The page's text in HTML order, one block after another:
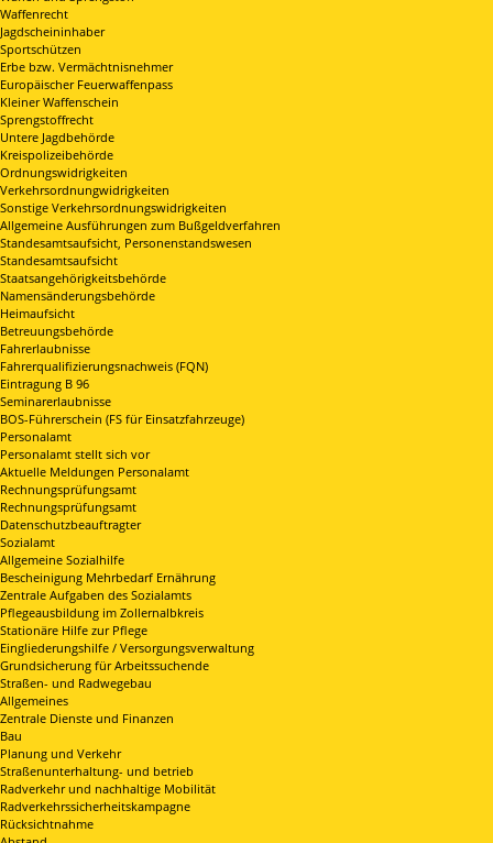
Waffenrecht
Jagdscheininhaber
Sportschützen
Erbe bzw. Vermächtnisnehmer
Europäischer Feuerwaffenpass
Kleiner Waffenschein
Sprengstoffrecht
Untere Jagdbehörde
Kreispolizeibehörde
Ordnungswidrigkeiten
Verkehrsordnungwidrigkeiten
Sonstige Verkehrsordnungswidrigkeiten
Allgemeine Ausführungen zum Bußgeldverfahren
Standesamtsaufsicht, Personenstandswesen
Standesamtsaufsicht
Staatsangehörigkeitsbehörde
Namensänderungsbehörde
Heimaufsicht
Betreuungsbehörde
Fahrerlaubnisse
Fahrerqualifizierungsnachweis (FQN)
Eintragung B 96
Seminarerlaubnisse
BOS-Führerschein (FS für Einsatzfahrzeuge)
Personalamt
Personalamt stellt sich vor
Aktuelle Meldungen Personalamt
Rechnungsprüfungsamt
Rechnungsprüfungsamt
Datenschutzbeauftragter
Sozialamt
Allgemeine Sozialhilfe
Bescheinigung Mehrbedarf Ernährung
Zentrale Aufgaben des Sozialamts
Pflegeausbildung im Zollernalbkreis
Stationäre Hilfe zur Pflege
Eingliederungshilfe / Versorgungsverwaltung
Grundsicherung für Arbeitssuchende
Straßen- und Radwegebau
Allgemeines
Zentrale Dienste und Finanzen
Bau
Planung und Verkehr
Straßenunterhaltung- und betrieb
Radverkehr und nachhaltige Mobilität
Radverkehrssicherheitskampagne
Rücksichtnahme